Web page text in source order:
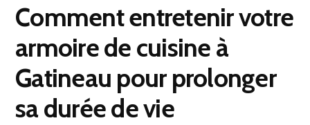
Comment entretenir votre
armoire de cuisine à
Gatineau pour prolonger
sa durée de vie